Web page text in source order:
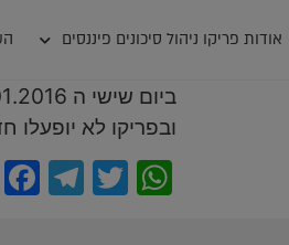
אודות פריקו ניהול סיכונים פיננסים
ובפריקו לא